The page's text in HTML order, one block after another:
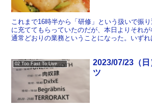
これまで16時半から「研修」という扱いで振
に充ててもらっていたのだが、本日よりそれ
通常どおりの業務ということになった。いず
02 Too Fast To Live Too Young To Die
2023/07/23（
ツ